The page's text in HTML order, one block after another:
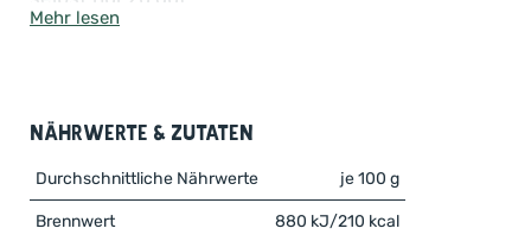
Alltag. Mit diesem puren Fruchtsnack bringst du
Abwechslung und wertvolle Nährstoffe in deinen
Speiseplan – ganz ohne künstliche Zusätze. Ob als
crunchy Topping für dein Porridge, als fruchtige
Mehr lesen
Nährwerte & Zutaten
Durchschnittliche Nährwerte je 100 g
Brennwert 880 kJ/210 kcal